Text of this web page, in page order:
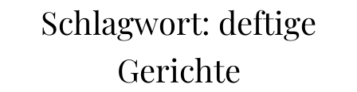
Schlagwort: deftige
Gerichte